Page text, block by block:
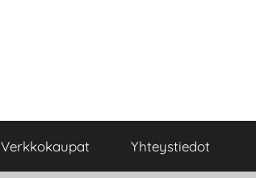
Verkkokaupat Yhteystiedot